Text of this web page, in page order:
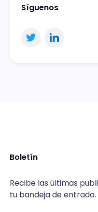
Síguenos
Boletín
Recibe las últimas
tu bandeja de entrada.